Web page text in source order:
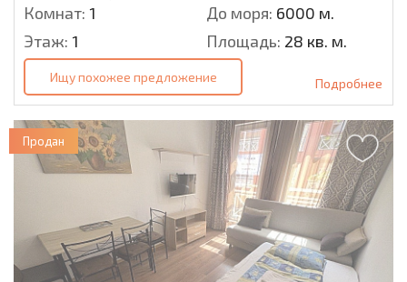
Комнат: 1 До моря: 6000 м.
Этаж: 1 Площадь: 28 кв. м.
Ищу похожее предложение Подробнее
Продан